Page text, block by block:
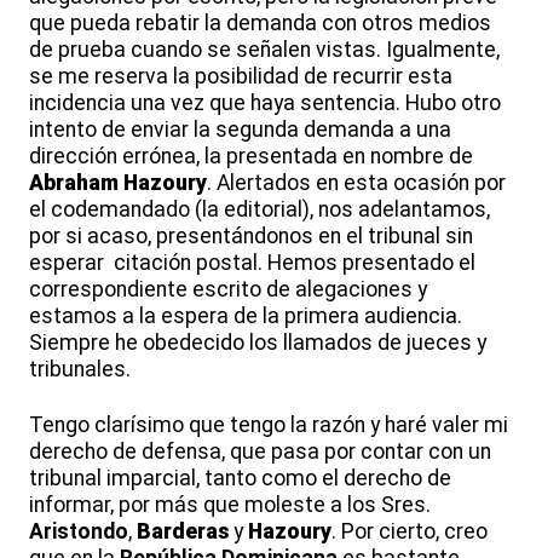
que pueda rebatir la demanda con otros medios
de prueba cuando se señalen vistas. Igualmente,
se me reserva la posibilidad de recurrir esta
incidencia una vez que haya sentencia. Hubo otro
intento de enviar la segunda demanda a una
dirección errónea, la presentada en nombre de
Abraham Hazoury. Alertados en esta ocasión por
el codemandado (la editorial), nos adelantamos,
por si acaso, presentándonos en el tribunal sin
esperar citación postal. Hemos presentado el
correspondiente escrito de alegaciones y
estamos a la espera de la primera audiencia.
Siempre he obedecido los llamados de jueces y
tribunales.
Tengo clarísimo que tengo la razón y haré valer mi
derecho de defensa, que pasa por contar con un
tribunal imparcial, tanto como el derecho de
informar, por más que moleste a los Sres.
Aristondo, Barderas y Hazoury. Por cierto, creo